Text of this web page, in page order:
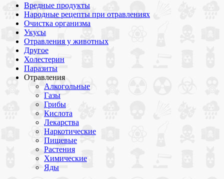
Вредные продукты
Народные рецепты при отравлениях
Очистка организма
Укусы
Отравления у животных
Другое
Холестерин
Паразиты
Отравления
Алкогольные
Газы
Грибы
Кислота
Лекарства
Наркотические
Пищевые
Растения
Химические
Яды